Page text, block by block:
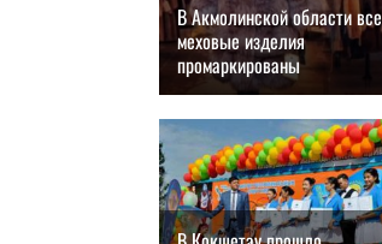
В Акмолинской области все
меховые изделия
промаркированы
26.08.2018, 14:00